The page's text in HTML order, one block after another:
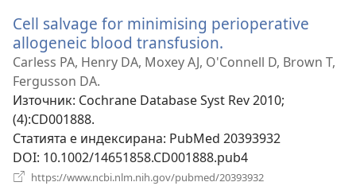
Cell salvage for minimising perioperative
allogeneic blood transfusion.
нов
Carless PA, Henry DA, Moxey AJ, O'Connell D, Brown T,
Fergusson DA.
Източник‎: Cochrane Database Syst Rev 2010;
(4):CD001888.
Статията е индексирана‎: PubMed 20393932
DOI‎: 10.1002/14651858.CD001888.pub4
https://www.ncbi.nlm.nih.gov/pubmed/20393932